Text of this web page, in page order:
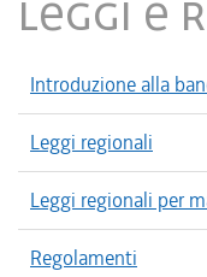
Introduzione alla
Leggi regionali
Leggi regionali per
Regolamenti